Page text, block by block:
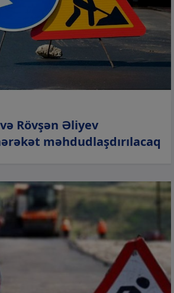
Rövşən Əliyev
məhdudlaşdırılacaq